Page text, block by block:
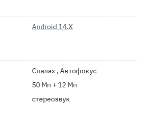
Android 14.X
Спалах , Автофокус
50 Мп + 12 Мп
стереозвук